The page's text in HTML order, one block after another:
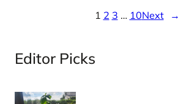
1 2 3 … 10Next →
Editor Picks